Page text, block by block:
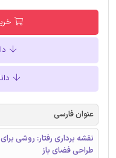
عنوان فارسی
نقشه برداری رفتار: روشی
طراحی فضای باز